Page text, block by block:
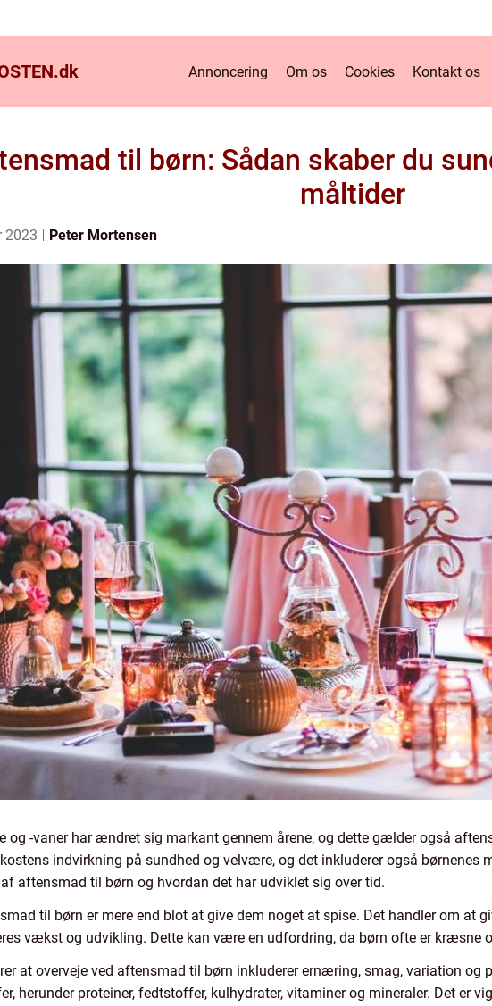
dk Annoncering Om os Cookies Kontakt os
til børn: Sådan skaber du
måltider
2023 Peter Mortensen
og -vaner har ændret sig markant gennem årene, og dette gælder også
indvirkning på sundhed og velvære, og det inkluderer også børnenes
aftensmad til børn og hvordan det har udviklet sig over tid.
til børn er mere end blot at give dem noget at spise. Det handler om at
vækst og udvikling. Dette kan være en udfordring, da børn ofte er kræsne
at overveje ved aftensmad til børn inkluderer ernæring, smag, variation
herunder proteiner, fedtstoffer, kulhydrater, vitaminer og mineraler. Det er